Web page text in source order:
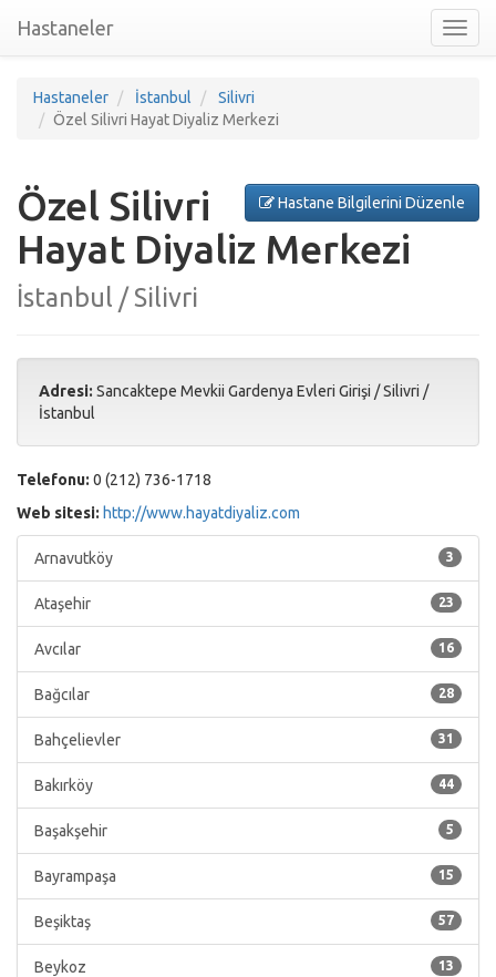
nav
Hastaneler
Hastaneler İstanbul
Silivri
Özel Silivri Hayat Diyaliz Merkezi
Hastane Bilgilerini Düzenle
Özel Silivri
Hayat Diyaliz Merkezi
İstanbul / Silivri
Adresi: Sancaktepe Mevkii Gardenya Evleri Girişi /Silivri /
İstanbul
Telefonu: 0 (212) 736-1718
Web sitesi: http://www.hayatdiyaliz.com
3
Arnavutköy
23
Ataşehir
16
Avcılar
28
Bağcılar
31
Bahçelievler
44
Bakırköy
5
Başakşehir
15
Bayrampaşa
57
Beşiktaş
13
Beykoz